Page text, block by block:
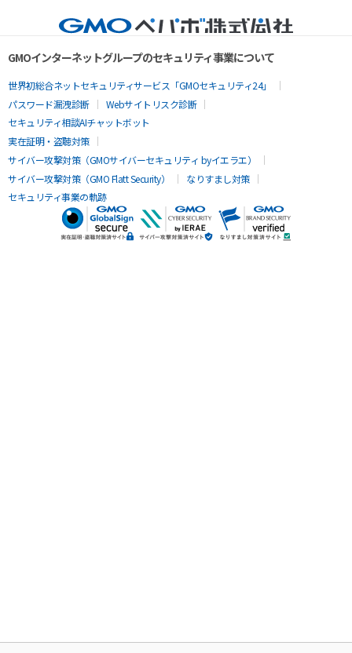
GMOインターネットグループのセキュリティ事業について
世界初総合ネットセキュリティサービス「GMOセキュリティ24」
パスワード漏洩診断
Webサイトリスク診断
セキュリティ相談AIチャットボット
実在証明・盗聴対策
サイバー攻撃対策（GMOサイバーセキュリティ byイエラエ）
サイバー攻撃対策（GMO Flatt Security）
なりすまし対策
セキュリティ事業の軌跡